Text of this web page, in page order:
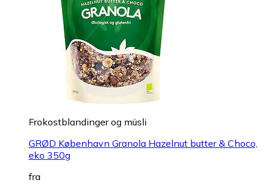
Frokostblandinger og müsli
GRØD København Granola Hazelnut butter & Choco,
eko 350g
fra